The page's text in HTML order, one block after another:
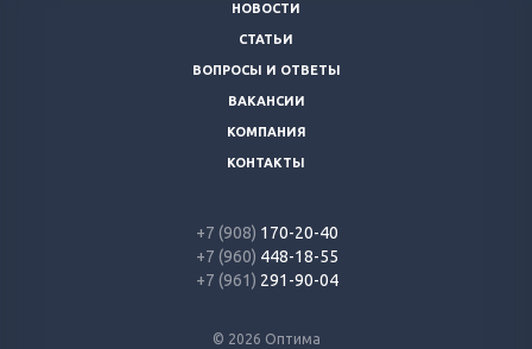
© 2026 Оптима
НОВОСТИ
СТАТЬИ
ВОПРОСЫ И ОТВЕТЫ
ВАКАНСИИ
КОМПАНИЯ
КОНТАКТЫ
+7 (908) 170-20-40
+7 (960) 448-18-55
+7 (961) 291-90-04